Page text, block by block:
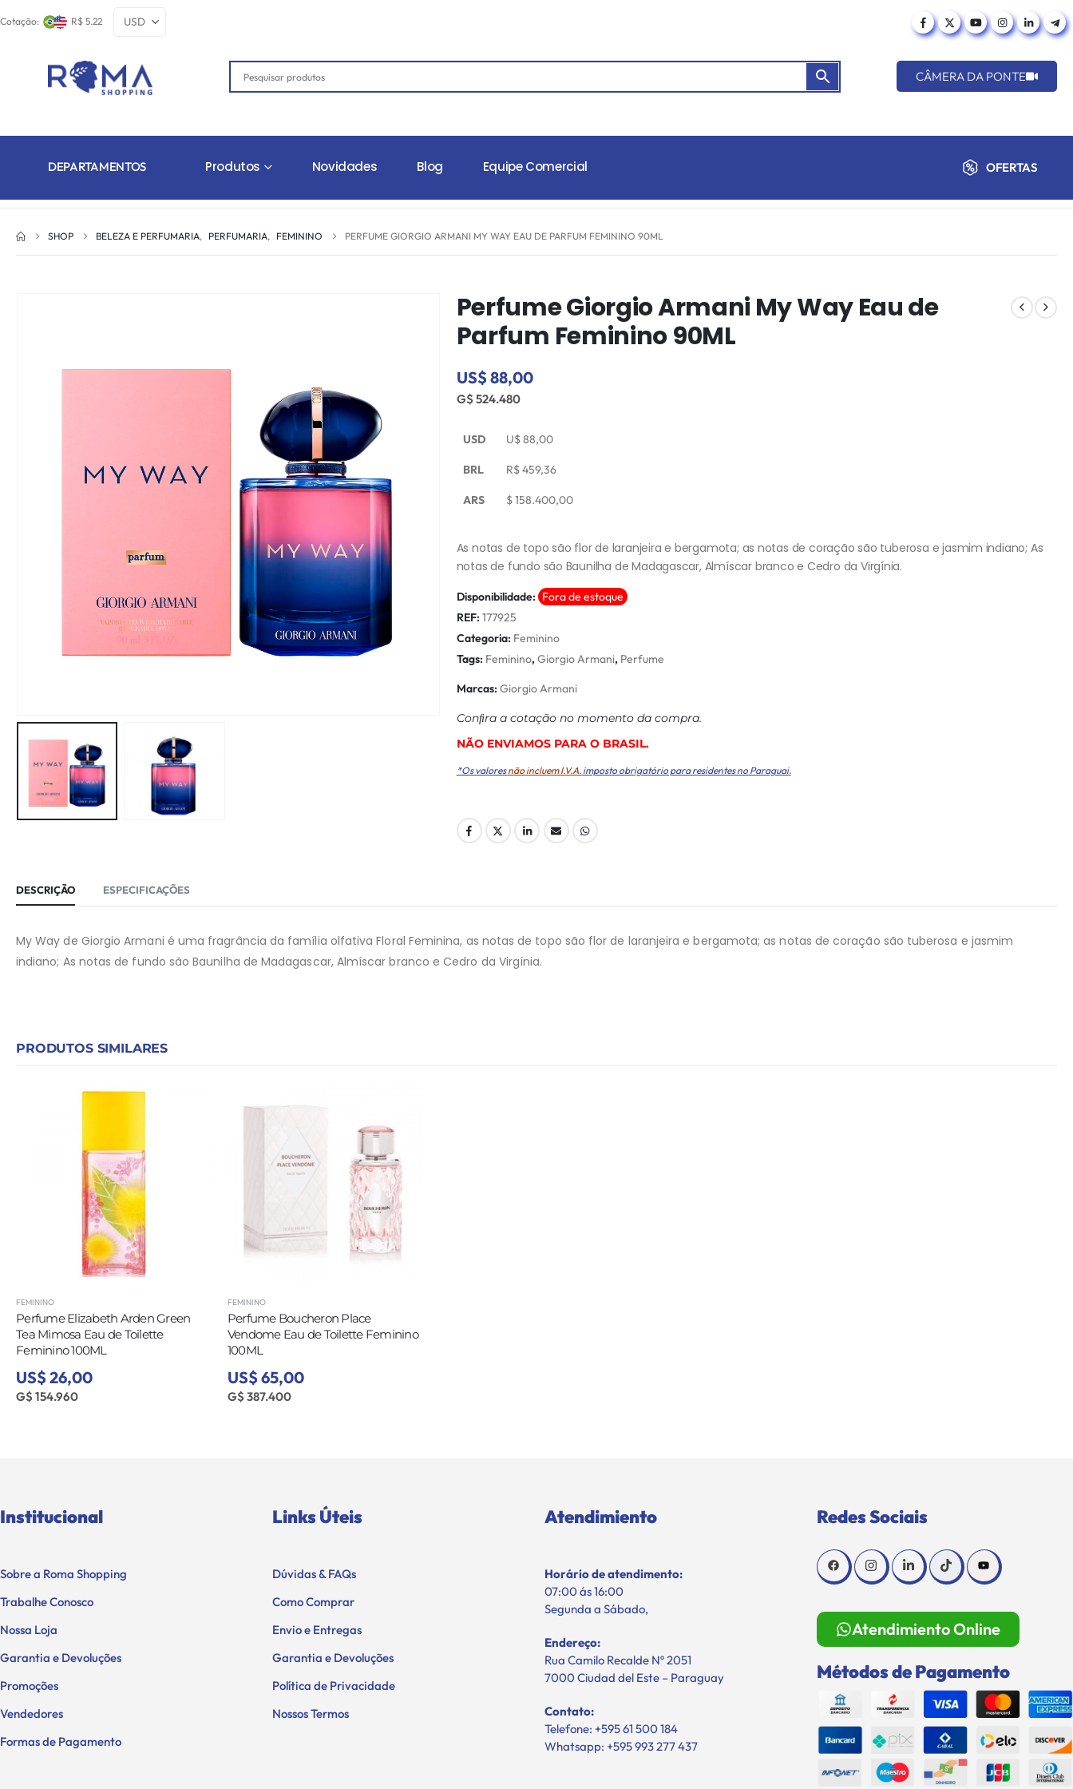
Cotação: R$ 5.22
CÂMERA DA PONTE
DEPARTAMENTOS Produtos Novidades Blog Equipe Comercial OFERTAS
SHOP BELEZA E PERFUMARIA, PERFUMARIA, FEMININO PERFUME GIORGIO ARMANI MY WAY EAU DE PARFUM FEMININO 90ML
Perfume Giorgio Armani My Way Eau de
Parfum Feminino 90ML
US$ 88,00
G$ 524.480
USD U$88,00
BRL R$459,36
ARS $158.400,00
As notas de topo são flor de laranjeira e bergamota; as notas de coração são tuberosa e jasmim indiano; As
notas de fundo são Baunilha de Madagascar, Almíscar branco e Cedro da Virgínia.
Disponibilidade: Fora de estoque
REF: 177925
Categoria: Feminino
Tags: Feminino,Giorgio Armani, Perfume
Marcas: Giorgio Armani
Conﬁra a cotação no momento da compra.
NÃO ENVIAMOS PARA O BRASIL.
*Os valoresnão incluem I.V.A. imposto obrigatório para residentes no Paraguai.
DESCRIÇÃO ESPECIFICAÇÕES
My Way de Giorgio Armani é uma fragrância da família olfativa Floral Feminina, as notas de topo são flor de laranjeira e bergamota; as notas de coração são tuberosa e jasmim
indiano; As notas de fundo são Baunilha de Madagascar, Almíscar branco e Cedro da Virgínia.
PRODUTOS SIMILARES
FEMININO
Perfume Elizabeth Arden Green
Tea Mimosa Eau de Toilette
Feminino 100ML
US$ 26,00
G$ 154.960
FEMININO
Perfume Boucheron Place
Vendome Eau de Toilette Feminino
100ML
US$ 65,00
G$ 387.400
Institucional
Sobre a Roma Shopping
Trabalhe Conosco
Nossa Loja
Garantia e Devoluções
Promoções
Vendedores
Formas de Pagamento
Links Úteis
Dúvidas & FAQs
Como Comprar
Envio e Entregas
Garantia e Devoluções
Política de Privacidade
Nossos Termos
Atendimiento
Horário de atendimento:
07:00 ás 16:00
Segunda a Sábado,
Endereço:
Rua Camilo Recalde Nº 2051
7000 Ciudad del Este – Paraguay
Contato:
Telefone: +595 61 500 184
Whatsapp: +595 993 277 437
Redes Sociais
Atendimiento Online
Métodos de Pagamento